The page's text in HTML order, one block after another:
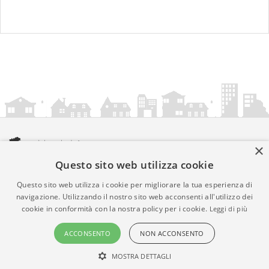
amministrazionicomunali.it è una iniziativa diartemedia.it
© Copyright MMXXIV - P.IVA 05400000724
Informazioni sul servizio |Informativa Privacy| Informativa
Cookies • Time 0.0139
×
Questo sito web utilizza cookie
Questo sito web utilizza i cookie per migliorare la tua esperienza di
navigazione. Utilizzando il nostro sito web acconsenti all'utilizzo dei
cookie in conformità con la nostra policy per i cookie. Leggi di più
ACCONSENTO NON ACCONSENTO
MOSTRA DETTAGLI